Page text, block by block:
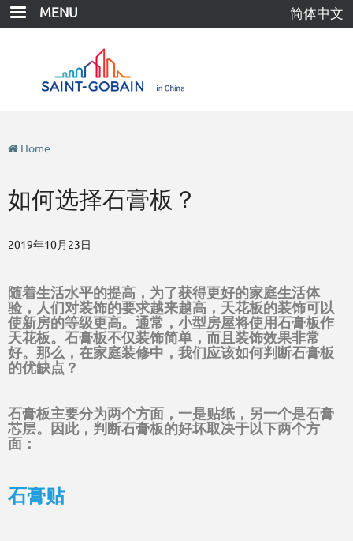
Skip
MENU 简体中文
Home
如何选择石膏板？
2019年10月23日
随着生活水平的提高，为了获得更好的家庭生活体
验，人们对装饰的要求越来越高，天花板的装饰可以
使新房的等级更高。通常，小型房屋将使用石膏板作
天花板。石膏板不仅装饰简单，而且装饰效果非常
好。那么，在家庭装修中，我们应该如何判断石膏板
的优缺点？
石膏板主要分为两个方面，一是贴纸，另一个是石膏
芯层。因此，判断石膏板的好坏取决于以下两个方
面：
石膏贴